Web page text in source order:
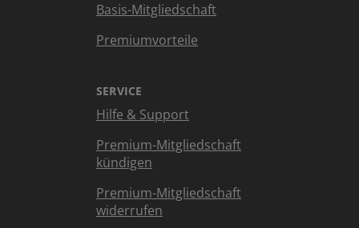
Basis-Mitgliedschaft
Premiumvorteile
SERVICE
Hilfe & Support
Premium-Mitgliedschaft
kündigen
Premium-Mitgliedschaft
widerrufen